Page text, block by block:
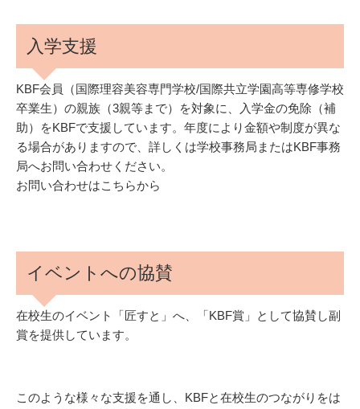
入学支援
KBF会員（国際理容美容専門学校/国際共立学園高等専修学校
卒業生）の親族（3親等まで）を対象に、入学金の免除（補
助）をKBFで支援しています。年度により金額や制度が異な
る場合がありますので、詳しくは学校事務局またはKBF事務
局へお問い合わせください。
お問い合わせはこちらから
イベントへの協賛
在校生のイベント「匠すと」へ、「KBF賞」として協賛し副
賞を提供しています。
このような様々な支援を通し、KBFと在校生のつながりをは